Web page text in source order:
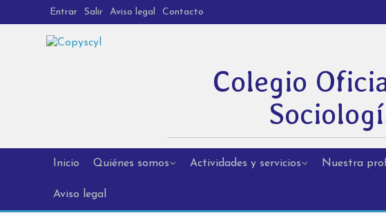
Entrar Salir Aviso legal Contacto
Colegio
Inicio Quiénes somos Actividades y servicios Nuestra
Aviso legal